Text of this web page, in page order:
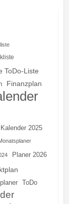
ToDo-Liste
Finanzplan
Kalender 2025
Planer 2026
ToDo